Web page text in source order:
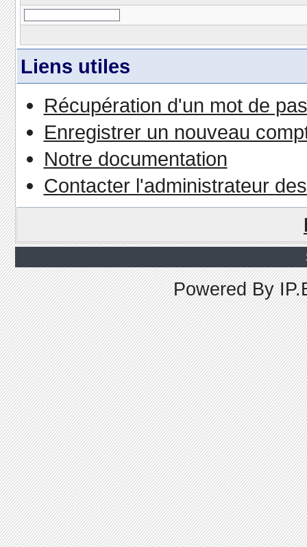
Liens utiles
Récupération d'un mot de
Enregistrer un nouveau
Notre documentation
Contacter l'administrateur
Powered By